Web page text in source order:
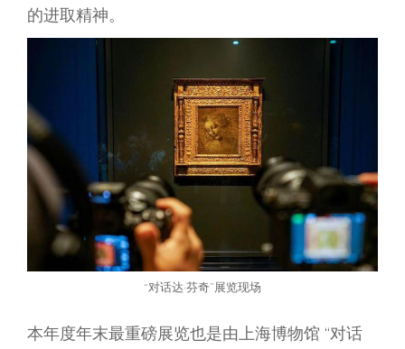
的进取精神。
“对话达·芬奇”展览现场
本年度年末最重磅展览也是由上海博物馆 “对话